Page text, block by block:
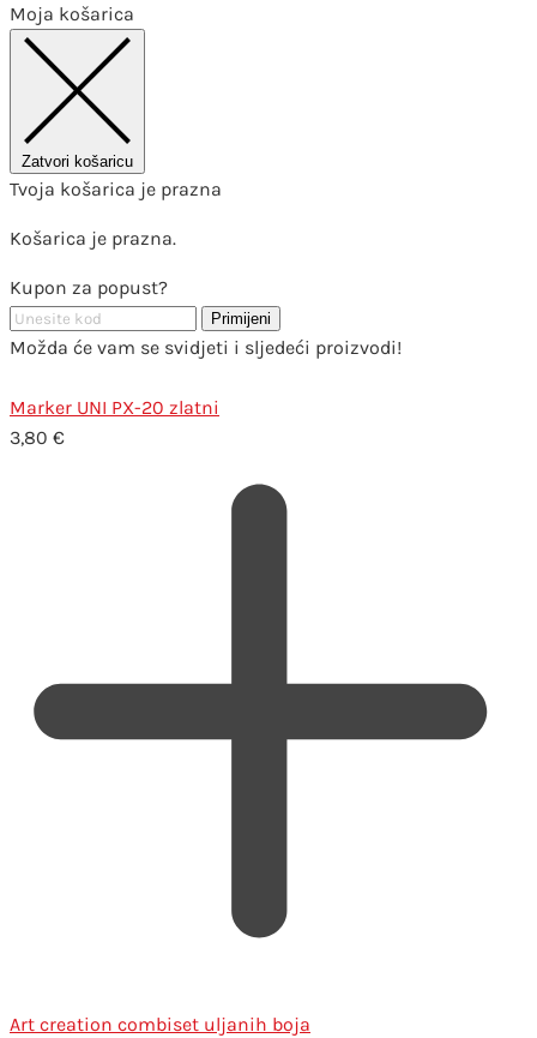
Moja košarica
Zatvori košaricu
Tvoja košarica je prazna
Košarica je prazna.
Kupon za popust?
Primijeni
Možda će vam se svidjeti i sljedeći proizvodi!
Marker UNI PX-20 zlatni
3,80 €
Art creation combiset uljanih boja